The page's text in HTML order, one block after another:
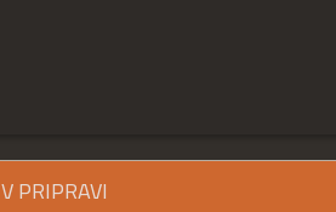
V PRIPRAVI